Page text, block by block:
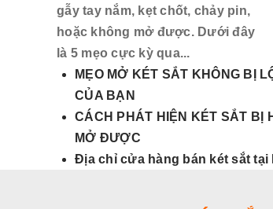
gẫy tay nắm, kẹt chốt, chảy pin,
hoặc không mở được. Dưới đây
là 5 mẹo cực kỳ qua...
MẸO MỞ KÉT SẮT KHÔNG BỊ
CỦA BẠN
CÁCH PHÁT HIỆN KÉT SẮT BỊ
MỞ ĐƯỢC
Địa chỉ cửa hàng bán két sắt tại